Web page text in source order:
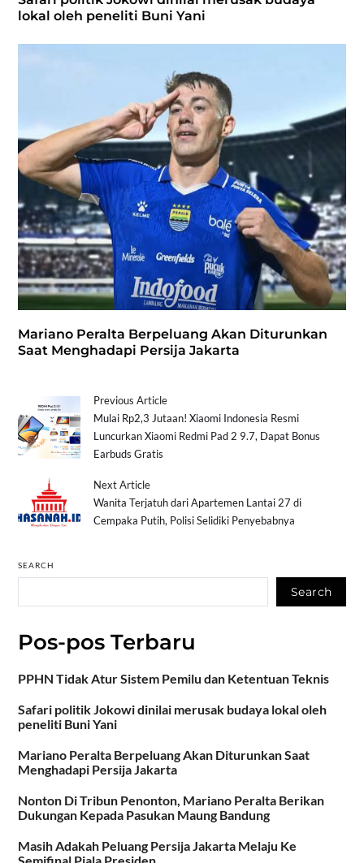
lokal oleh peneliti Buni Yani
Mariano Peralta Berpeluang Akan Diturunkan
Saat Menghadapi Persija Jakarta
Previous Article
Mulai Rp2,3 Jutaan! Xiaomi Indonesia Resmi
Luncurkan Xiaomi Redmi Pad 2 9.7, Dapat Bonus
Earbuds Gratis
Next Article
Wanita Terjatuh dari Apartemen Lantai 27 di
Cempaka Putih, Polisi Selidiki Penyebabnya
SEARCH
Search
Pos-pos Terbaru
PPHN Tidak Atur Sistem Pemilu dan Ketentuan Teknis
Safari politik Jokowi dinilai merusak budaya lokal oleh
peneliti Buni Yani
Mariano Peralta Berpeluang Akan Diturunkan Saat
Menghadapi Persija Jakarta
Nonton Di Tribun Penonton, Mariano Peralta Berikan
Dukungan Kepada Pasukan Maung Bandung
Masih Adakah Peluang Persija Jakarta Melaju Ke